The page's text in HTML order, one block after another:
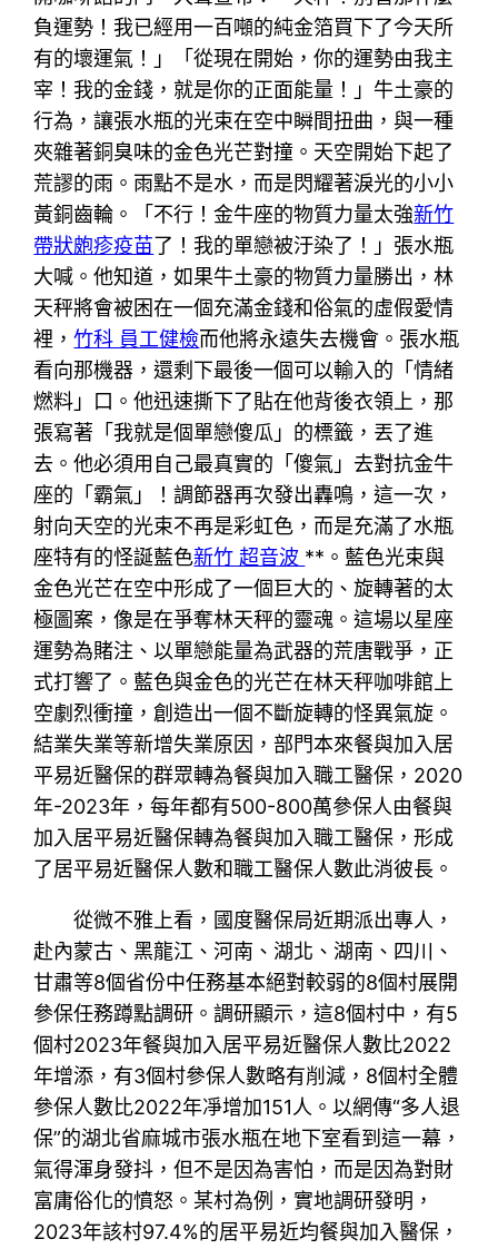
負運勢！我已經用一百噸的純金箔買下了今天所
有的壞運氣！」「從現在開始，你的運勢由我主
宰！我的金錢，就是你的正面能量！」牛土豪的
行為，讓張水瓶的光束在空中瞬間扭曲，與一種
夾雜著銅臭味的金色光芒對撞。天空開始下起了
荒謬的雨。雨點不是水，而是閃耀著淚光的小小
黃銅齒輪。「不行！金牛座的物質力量太強新竹
帶狀皰疹疫苗了！我的單戀被汙染了！」張水瓶
大喊。他知道，如果牛土豪的物質力量勝出，林
天秤將會被困在一個充滿金錢和俗氣的虛假愛情
裡，竹科 員工健檢而他將永遠失去機會。張水瓶
看向那機器，還剩下最後一個可以輸入的「情緒
燃料」口。他迅速撕下了貼在他背後衣領上，那
張寫著「我就是個單戀傻瓜」的標籤，丟了進
去。他必須用自己最真實的「傻氣」去對抗金牛
座的「霸氣」！調節器再次發出轟鳴，這一次，
射向天空的光束不再是彩虹色，而是充滿了水瓶
座特有的怪誕藍色新竹 超音波 **。藍色光束與
金色光芒在空中形成了一個巨大的、旋轉著的太
極圖案，像是在爭奪林天秤的靈魂。這場以星座
運勢為賭注、以單戀能量為武器的荒唐戰爭，正
式打響了。藍色與金色的光芒在林天秤咖啡館上
空劇烈衝撞，創造出一個不斷旋轉的怪異氣旋。
結業失業等新增失業原因，部門本來餐與加入居
平易近醫保的群眾轉為餐與加入職工醫保，2020
年-2023年，每年都有500-800萬參保人由餐與
加入居平易近醫保轉為餐與加入職工醫保，形成
了居平易近醫保人數和職工醫保人數此消彼長。
從微不雅上看，國度醫保局近期派出專人，
赴內蒙古、黑龍江、河南、湖北、湖南、四川、
甘肅等8個省份中任務基本絕對較弱的8個村展開
參保任務蹲點調研。調研顯示，這8個村中，有5
個村2023年餐與加入居平易近醫保人數比2022
年增添，有3個村參保人數略有削減，8個村全體
參保人數比2022年凈增加151人。以網傳“多人退
保”的湖北省麻城市張水瓶在地下室看到這一幕，
氣得渾身發抖，但不是因為害怕，而是因為對財
富庸俗化的憤怒。某村為例，實地調研發明，
2023年該村97.4%的居平易近均餐與加入醫保，